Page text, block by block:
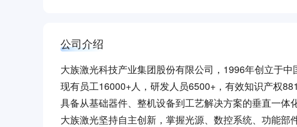
公司介绍
大族激光科技产业集团股份有限公司，1996年创立于
现有员工16000+人，研发人员6500+，有效知识产权
具备从基础器件、整机设备到工艺解决方案的垂直一体
大族激光坚持自主创新，掌握光源、数控系统、功能